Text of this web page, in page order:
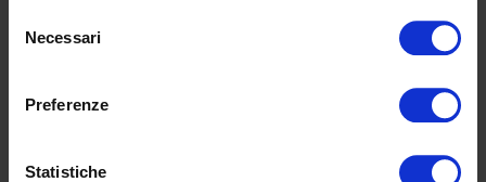
delNecessari
Preferenze
StatisticheInformazioni aggiuntive